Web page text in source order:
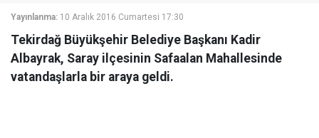
Yayınlanma: 10 Aralık 2016 Cumartesi 17:30
Tekirdağ Büyükşehir Belediye Başkanı Kadir
Albayrak, Saray ilçesinin Safaalan Mahallesinde
vatandaşlarla bir araya geldi.